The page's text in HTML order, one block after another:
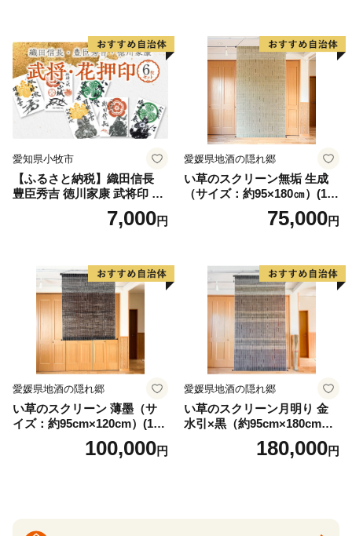
牧市 お取り寄せ 送料無料
愛知県 小牧市 お取り寄せ 送
愛知県小牧市
【ふるさと納税】織田信長
豊臣秀吉 徳川家康 武将印 花
押印 6枚 セット イラスト 戦
国 武将 小牧山城 墨絵 龍画師
グッズ 愛知県 小牧市 お取り
寄せ 送料無料
7,000円
愛媛県地酒の隠れ郷
い草のスクリーン無垢 生成
（サイズ：約95×180㎝）(14
75,000円
愛媛県地酒の隠れ郷
い草のスクリーン 薄墨（サ
イズ：約95cm×120cm）(14
100,000円
愛媛県地酒の隠れ郷
い草のスクリーン月明り 金
水引×黒（約95cm×180cm）
180,000円